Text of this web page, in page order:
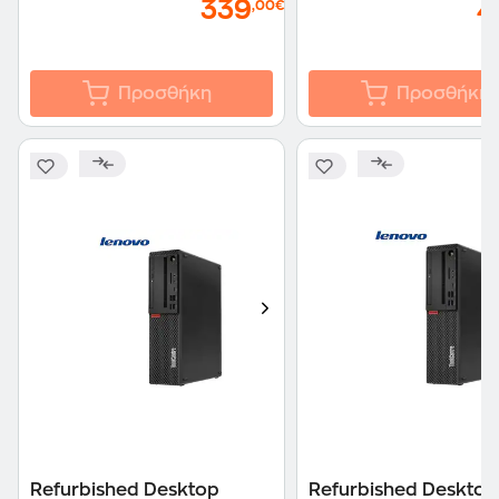
339,00€
Προσθήκη Προσθήκη
Refurbished Desktop
Refurbished Desktop